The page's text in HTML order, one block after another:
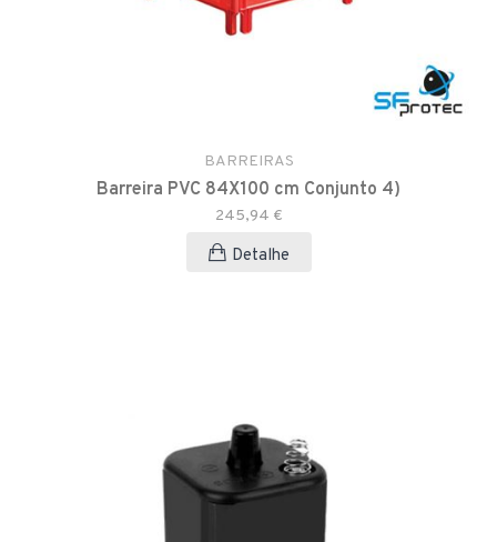
BARREIRAS
Barreira PVC 84X100 cm Conjunto 4)
245,94 €
Detalhe